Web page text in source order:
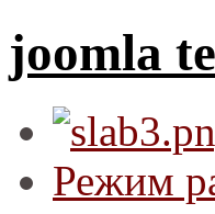
joomla
Режим